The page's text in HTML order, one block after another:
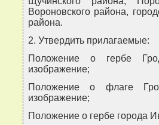
Вороновского района,
района.
2. Утвердить прилагаемые:
Положение о гербе
изображение;
Положение о флаге
изображение;
Положение о гербе города